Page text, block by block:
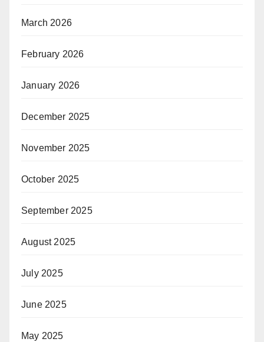
March 2026
February 2026
January 2026
December 2025
November 2025
October 2025
September 2025
August 2025
July 2025
June 2025
May 2025